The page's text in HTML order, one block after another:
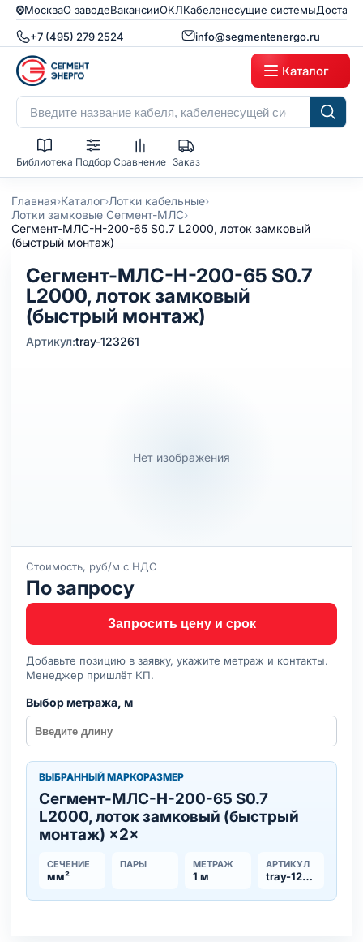
МоскваО заводеВакансииОКЛКабеленесущие системы
+7 (495) 279 2524 info@segmentenergo.ru
Каталог
Библиотека Подбор Сравнение Заказ
Главная›Каталог›Лотки кабельные›
Лотки замковые Сегмент-МЛС›
Сегмент-МЛC-Н-200-65 S0.7 L2000, лоток замковый
(быстрый монтаж)
Сегмент-МЛC-Н-200-65 S0.7
L2000, лоток замковый
(быстрый монтаж)
Артикул:tray-123261
Нет изображения
Стоимость, руб/м с НДС
По запросу
Запросить цену и срок
Добавьте позицию в заявку, укажите метраж и контакты.
Менеджер пришлёт КП.
Выбор метража, м
ВЫБРАННЫЙ МАРКОРАЗМЕР
Сегмент-МЛC-Н-200-65 S0.7
L2000, лоток замковый (быстрый
монтаж) ×2×
СЕЧЕНИЕ
мм²
ПАРЫ МЕТРАЖ
1 м
АРТИКУЛ
tray-123261